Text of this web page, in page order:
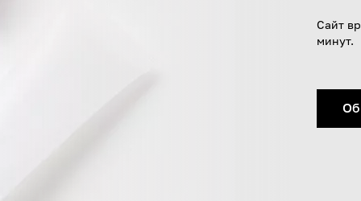
Сайт
минут.